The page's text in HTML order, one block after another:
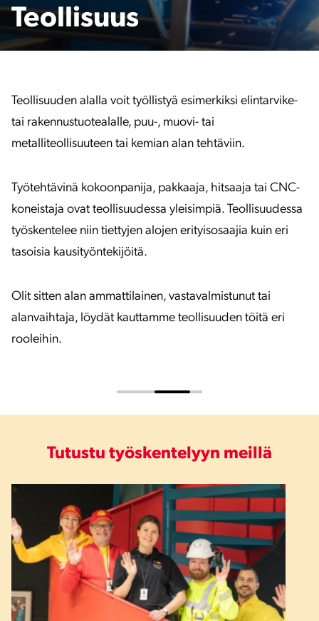
Teollisuus
Teollisuuden alalla voit työllistyä esimerkiksi elintarvike-
tai rakennustuotealalle, puu-, muovi- tai
metalliteollisuuteen tai kemian alan tehtäviin.
Työtehtävinä kokoonpanija, pakkaaja, hitsaaja tai CNC-
koneistaja ovat teollisuudessa yleisimpiä. Teollisuudessa
työskentelee niin tiettyjen alojen erityisosaajia kuin eri
tasoisia kausityöntekijöitä.
Olit sitten alan ammattilainen, vastavalmistunut tai
alanvaihtaja, löydät kauttamme teollisuuden töitä eri
rooleihin.
Tutustu työskentelyyn meillä